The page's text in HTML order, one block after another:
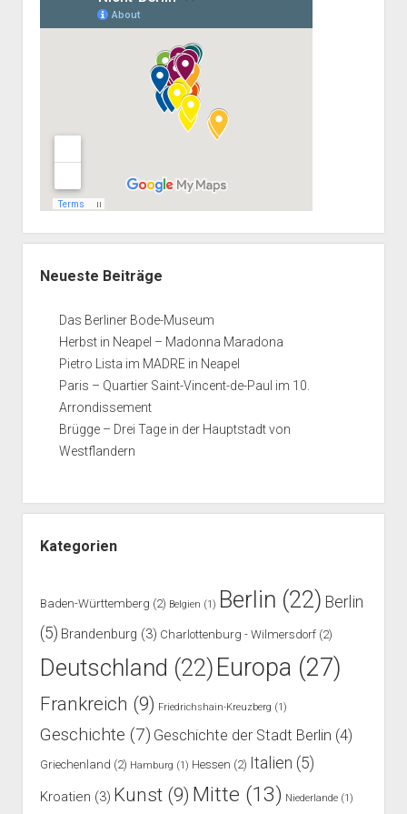
Neueste Beiträge
Das Berliner Bode-Museum
Herbst in Neapel – Madonna Maradona
Pietro Lista im MADRE in Neapel
Paris – Quartier Saint-Vincent-de-Paul im 10.
Arrondissement
Brügge – Drei Tage in der Hauptstadt von
Westflandern
Kategorien
Baden-Württemberg (2) Belgien (1) Berlin (22) Berlin
(5) Brandenburg (3) Charlottenburg - Wilmersdorf(2)
Deutschland (22) Europa (27)
Frankreich (9) Friedrichshain-Kreuzberg (1)
Geschichte (7) Geschichte der Stadt Berlin (4)
Griechenland (2) Hamburg (1) Hessen (2) Italien (5)
Kroatien (3) Kunst(9) Mitte (13) Niederlande(1)